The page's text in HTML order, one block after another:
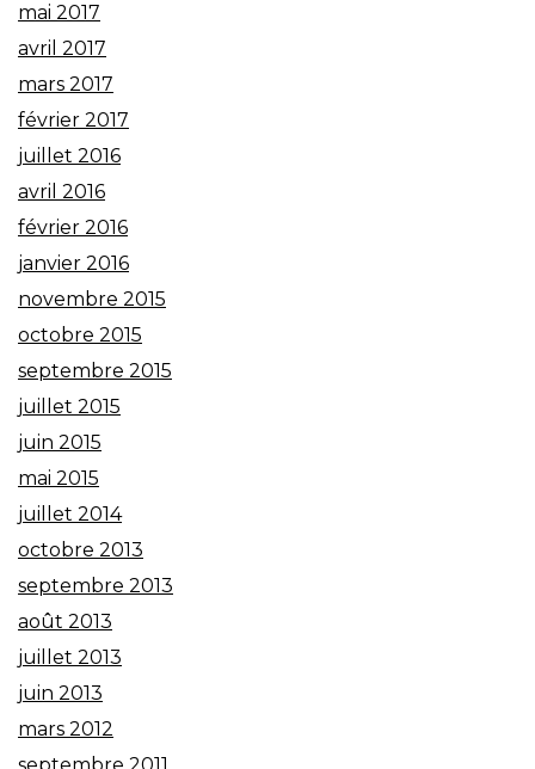
mai 2017
avril 2017
mars 2017
février 2017
juillet 2016
avril 2016
février 2016
janvier 2016
novembre 2015
octobre 2015
septembre 2015
juillet 2015
juin 2015
mai 2015
juillet 2014
octobre 2013
septembre 2013
août 2013
juillet 2013
juin 2013
mars 2012